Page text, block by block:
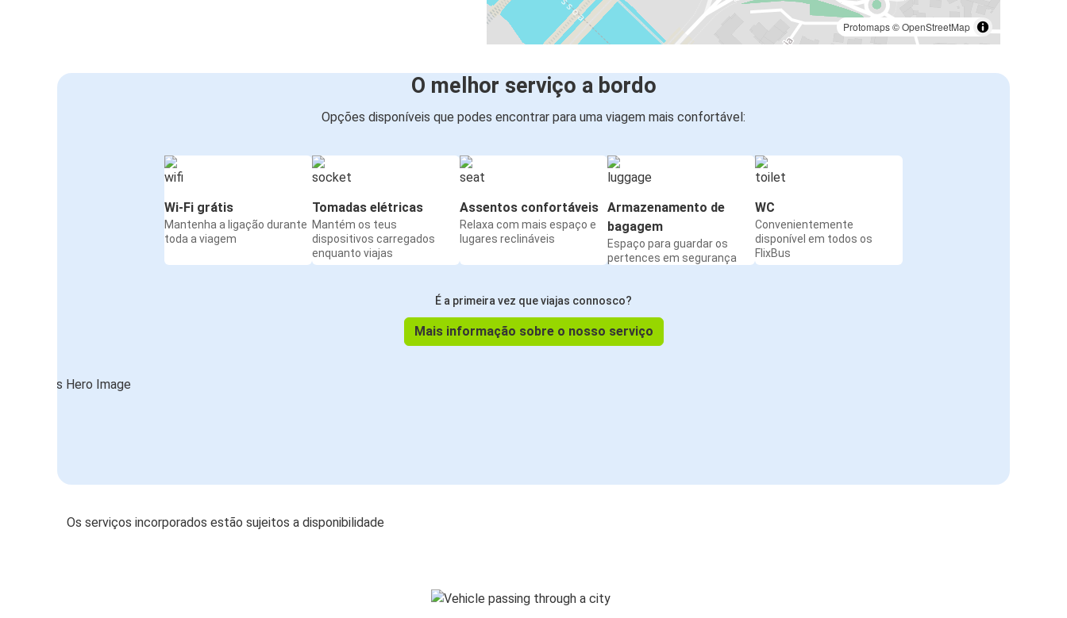
Protomaps©OpenStreetMap
O melhor serviço a bordo
Opções disponíveis que podes encontrar para uma viagem mais confortável:
Wi-Fi grátis
Mantenha a ligação durante
toda a viagem
Tomadas elétricas
Mantém os teus
dispositivos carregados
enquanto viajas
Assentos confortáveis
Relaxa com mais espaço e
lugares reclináveis
Armazenamento de
bagagem
Espaço para guardar os
pertences em segurança
WC
Convenientemente
disponível em todos os
FlixBus
É a primeira vez que viajas connosco?
Mais informação sobre o nosso serviço
Os serviços incorporados estão sujeitos a disponibilidade